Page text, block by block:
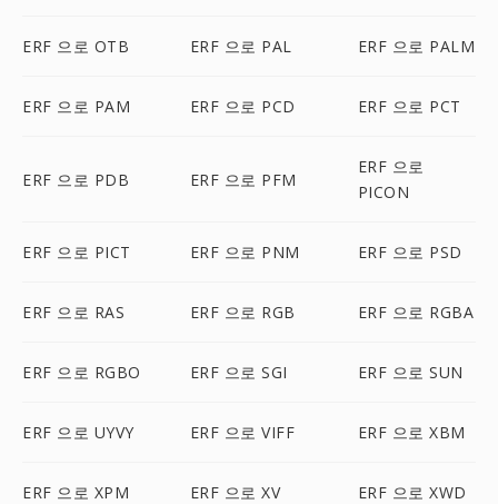
ERF 으로 OTB ERF 으로 PAL ERF 으로 PALM
ERF 으로 PAM ERF 으로 PCD ERF 으로 PCT
ERF 으로 PDB ERF 으로 PFM
ERF 으로
PICON
ERF 으로 PICT ERF 으로 PNM ERF 으로 PSD
ERF 으로 RAS ERF 으로 RGB ERF 으로 RGBA
ERF 으로 RGBO ERF 으로 SGI ERF 으로 SUN
ERF 으로 UYVY ERF 으로 VIFF ERF 으로 XBM
ERF 으로 XPM ERF 으로 XV ERF 으로 XWD